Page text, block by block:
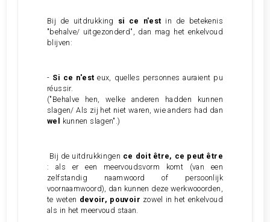
Bij de uitdrukking si ce n'est in de betekenis
"behalve/ uitgezonderd", dan mag het enkelvoud
blijven:
- Si ce n'est eux, quelles personnes auraient pu
réussir.
("Behalve hen, welke anderen hadden kunnen
slagen/ Als zij het niet waren, wie anders had dan
wel
kunnen slagen".)
Bij de uitdrukkingen ce doit être, ce peut être
: als er een meervoudsvorm komt (van een
zelfstandig naamwoord of persoonlijk
voornaamwoord), dan kunnen deze werkwooorden,
te weten devoir, pouvoir zowel in het enkelvoud
als in het meervoud staan.